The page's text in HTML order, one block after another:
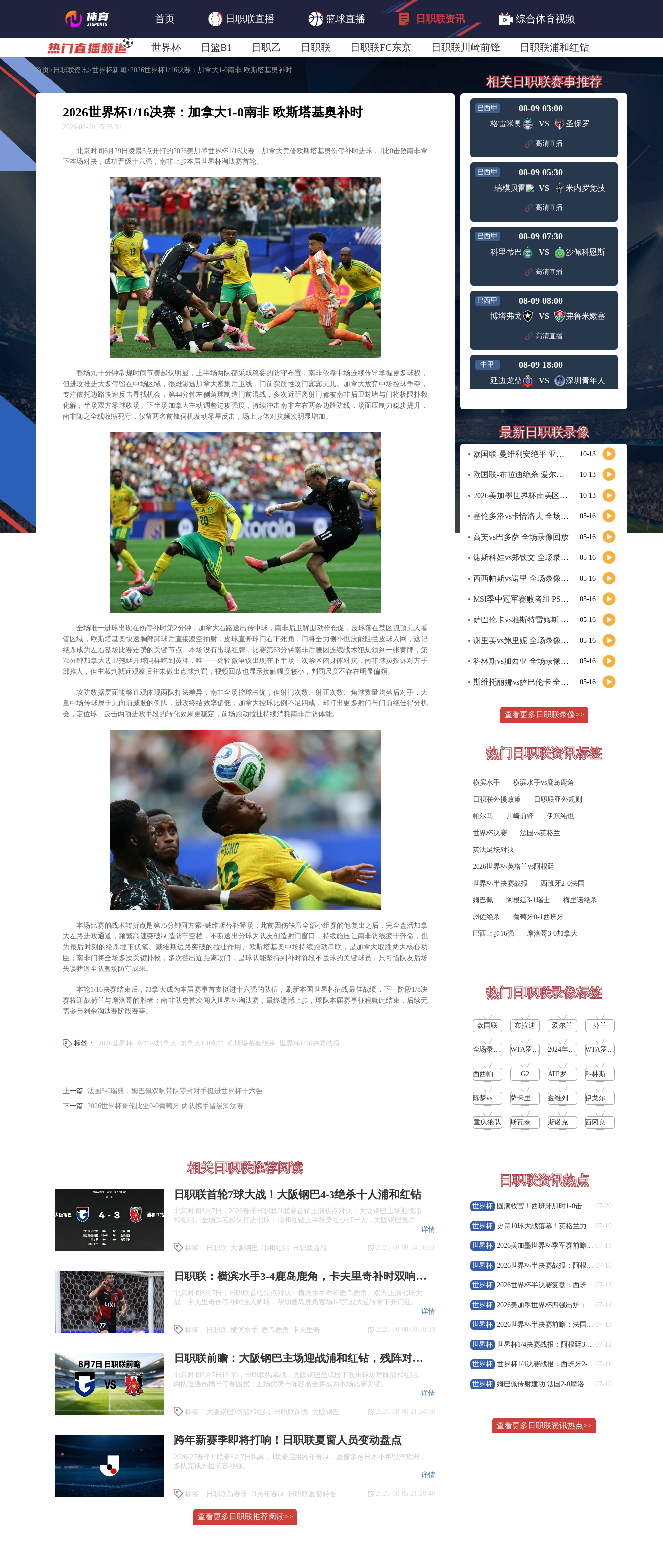
首页 日职联直播 篮球直播 日职联资讯 综合体育视频
世界杯 日篮B1 日职乙 日职联 日职联FC东京 日职联川崎前锋 日职联浦和红钻
日职联大阪钢巴 日职联广岛三箭
首页 > 日职联资讯>世界杯新闻>2026世界杯1/16决赛：加拿大1-0南非 欧斯塔基奥补时
2026世界杯1/16决赛：加拿大1-0南非 欧斯塔基奥补时
2026-06-29 15:38:31
北京时间6月29日凌晨3点开打的2026美加墨世界杯1/16决赛，加拿大凭借欧斯塔基奥伤停补时进球，1比0击败南非拿
下本场对决，成功晋级十六强，南非止步本届世界杯淘汰赛首轮。
整场九十分钟常规时间节奏起伏明显，上半场两队都采取稳妥的防守布置，南非依靠中场连续传导掌握更多球权，
但进攻推进大多停留在中场区域，很难渗透加拿大密集后卫线，门前实质性攻门寥寥无几。加拿大放弃中场控球争夺，
专注依托边路快速反击寻找机会，第44分钟左侧角球制造门前混战，多次近距离射门都被南非后卫封堵与门将极限扑救
化解，半场双方零球收场。下半场加拿大主动调整进攻强度，持续冲击南非左右两条边路防线，场面压制力稳步提升，
南非随之全线收缩死守，仅留两名前锋伺机发动零星反击，场上身体对抗频次明显增加。
全场唯一进球出现在伤停补时第2分钟，加拿大右路送出传中球，南非后卫解围动作仓促，皮球落在禁区弧顶无人看
管区域，欧斯塔基奥快速胸部卸球后直接凌空抽射，皮球直奔球门右下死角，门将全力侧扑也没能阻拦皮球入网，这记
绝杀成为左右整场比赛走势的关键节点。本场没有出现红牌，比赛第63分钟南非后腰因连续战术犯规领到一张黄牌，第
78分钟加拿大边卫拖延开球同样吃到黄牌，唯一一处轻微争议出现在下半场一次禁区内身体对抗，南非球员投诉对方手
部推人，但主裁判就近观察后并未做出点球判罚，视频回放也显示接触幅度较小，判罚尺度不存在明显偏颇。
攻防数据层面能够直观体现两队打法差异，南非全场控球占优，但射门次数、射正次数、角球数量均落后对手，大
量中场传球属于无向前威胁的倒脚，进攻终结效率偏低；加拿大控球比例不足四成，却打出更多射门与门前绝佳得分机
会，定位球、反击两项进攻手段的转化效果更稳定，前场跑动拉扯持续消耗南非后防体能。
本场比赛的战术转折点是第75分钟阿方索·戴维斯替补登场，此前因伤缺席全部小组赛的他复出之后，完全盘活加拿
大左路进攻通道，频繁高速突破制造防守空档，不断送出分球为队友创造射门窗口，持续施压让南非防线疲于奔命，也
为最后时刻的绝杀埋下伏笔。戴维斯边路突破的拉扯作用、欧斯塔基奥中场持续跑动串联，是加拿大取胜两大核心功
臣；南非门将全场多次关键扑救，多次挡出近距离攻门，是球队能坚持到补时阶段不丢球的关键球员，只可惜队友后场
失误葬送全队整场防守成果。
本轮1/16决赛结束后，加拿大成为本届赛事首支挺进十六强的队伍，刷新本国世界杯征战最佳战绩，下一阶段1/8决
赛将迎战荷兰与摩洛哥的胜者；南非队史首次闯入世界杯淘汰赛，最终遗憾止步，球队本届赛事征程就此结束，后续无
需参与剩余淘汰赛阶段赛事。
标签： 2026世界杯 南非vs加拿大 加拿大1-0南非 欧斯塔基奥绝杀 世界杯1/16决赛战报
上一篇: 法国3-0瑞典，姆巴佩双响带队零封对手挺进世界杯十六强
下一篇: 2026世界杯哥伦比亚0-0葡萄牙 两队携手晋级淘汰赛
相关日职联推荐阅读
日职联首轮7球大战！大阪钢巴4‑3绝杀十人浦和红钻
北京时间8月7日，2026赛季日职联J1联赛首轮上演焦点对决，大阪钢巴主场迎战浦
和红钻。全场跌宕起伏打进七球，浦和红钻上半场染红少打一人，大阪钢巴最后
标签 : 日职联 大阪钢巴 浦和红钻 日职联首轮
详情
2026-08-08 14:36:01
日职联：横滨水手3‑4鹿岛鹿角，卡夫里奇补时双响上演逆转绝杀
北京时间8月7日，日职联首轮焦点对决，横滨水手对阵鹿岛鹿角。双方上演七球大
战，卡夫里奇伤停补时连入两球，帮助鹿岛鹿角客场4‑3完成大逆转拿下开门红。
标签 : 日职联 横滨水手 鹿岛鹿角 卡夫里奇
详情
2026-08-08 00:10:39
日职联前瞻：大阪钢巴主场迎战浦和红钻，残阵对决看点十足
北京时间8月7日18:30，日职联揭幕战，大阪钢巴坐镇松下吹田球场对阵浦和红钻。
两队遭遇伤病与停赛困扰，主场优势与阵容磨合将成为本场比赛关键。
标签 : 大阪钢巴VS浦和红钻 日职联前瞻 大阪钢巴
浦和红钻
详情
2026-08-06 21:24:06
跨年新赛季即将打响！日职联夏窗人员变动盘点
2026‑27赛季J1联赛8月7日揭幕，J联赛启用跨年赛制，夏窗多名日本小将留洋欧洲，
多队完成外援阵容补强。
标签 : 日职联新赛季 J1跨年赛制
日职联夏窗转会
详情
2026-08-05 21:20:40
8月7日日职联前瞻：横滨水手vs鹿岛鹿角
查看更多日职联推荐阅读>>
相关日职联赛事推荐
巴西甲 08-09 03:00
格雷米奥 VS 圣保罗
高清直播
巴西甲 08-09 05:30
瑞模贝雷 VS 米内罗竞技
高清直播
巴西甲 08-09 07:30
科里蒂巴 VS 沙佩科恩斯
高清直播
巴西甲 08-09 08:00
博塔弗戈 VS 弗鲁米嫩塞
高清直播
中甲 08-09 18:00
延边龙鼎 VS 深圳青年人
08-09 19:00
河南队 VS 青岛西海岸
中甲 08-09 19:00
宁波职业足球俱乐部
中甲 08-09 19:30
广州豹 VS
中超 08-09 19:35
重庆铜梁龙 VS 上海海港
高清直播
中超 08-09 20:00
高清直播
巴西甲 08-09 22:00
高清直播
巴西甲 08-10 03:00
巴伊亚 VS
巴西甲 08-10 03:00
高清直播
泰格雷 VS 河床
高清直播
阿甲 08-10 04:00
塔勒瑞斯 拉努斯
高清直播
阿甲 08-10 04:00
阿甲 08-10 04:00
门多萨独立 VS 里奥夸尔托学生队
高清直播
阿甲
高清直播
最新日职联录像
欧国联-曼维利安绝平 亚美尼亚2-2法罗群岛 10-13
欧国联-布拉迪绝杀 爱尔兰客场2-1逆转芬兰 10-13
2026美加墨世界杯南美区预选赛第9轮全场集锦 10-13
塞伦多洛vs卡恰洛夫 全场录像回放 05-16
高芙vs巴多萨 全场录像回放 05-16
诺斯科娃vs郑钦文 全场录像回放 05-16
西西帕斯vs诺里 全场录像回放 05-16
MSI季中冠军赛败者组 PSG vs G2 全场录像回放 05-16
萨巴伦卡vs雅斯特雷姆斯 全场录像回放 05-16
谢里芙vs鲍里妮 全场录像回放 05-16
科林斯vs加西亚 全场录像回放 05-16
斯维托丽娜vs萨巴伦卡 全场录像回放 05-16
郑钦文vs诺斯科娃 全场录像回放 05-15
WTT沙特大满贯女单半决赛 陈梦vs早田希娜 全场录像回放
纳尔迪vs鲁内 全场录像回放
兹维列夫vs达德尔里 全场录像回放
阿纳尔迪vs贾里 全场录像回放
高芙vs克里斯蒂安 全场录像回放
斯诺克元老斯诺克世锦赛半决赛 伊戈尔-费格雷多vs德拉戈 全场录像回放
KPL春季赛季后赛败者组决赛 重庆狼队 vs 苏州KSG 全场录像回放 05-14
胡尔卡奇vs纳达尔 全场录像回放
斯瓦泰克vs普丁塞娃 全场录像回放 05-14
MSI季中冠军赛胜者组 TES vs GEN 全场录像回放 05-14
查看更多日职联录像>>
热门日职联资讯标签
横滨水手 横滨水手vs鹿岛鹿角
日职联外援政策 日职联亚外规则
帕尔马 川崎前锋 伊东纯也
世界杯决赛 法国vs英格兰
英法足坛对决
2026世界杯英格兰vs阿根廷
世界杯半决赛战报 西班牙2-0法国
姆巴佩 阿根廷3-1瑞士 梅里诺绝杀
恩佐绝杀 葡萄牙0-1西班牙
巴西止步16强 摩洛哥3-0加拿大
热门日职联录像标签
欧国联 布拉迪 爱尔兰 芬兰
全场录像回放 WTA罗马公开赛女单第4轮 2024年5月12日 WTA罗马大师赛女单第3轮
西西帕斯vs诺里 G2 ATP罗马大师赛女单第2轮 科林斯vs加西亚
陈梦vs早田希娜 萨卡里vs加里宁娜 兹维列夫vs达德尔里 伊戈尔-费格雷多vs德拉戈
重庆狼队 斯瓦泰克vs普丁塞娃 斯诺克元老斯诺克世锦赛1/4决赛 西冈良仁vs迪米特洛夫
日职联资讯热点
世界杯 圆满收官！西班牙加时1-0击败阿根廷，夺得2026世界杯冠军 07-20
世界杯 史诗10球大战落幕！英格兰力克法国，姆巴佩刷新世界杯新历史 07-19
世界杯 2026美加墨世界杯季军赛前瞻：法国vs英格兰 豪门荣誉收官 07-18
世界杯 2026世界杯半决赛战报：阿根廷2-1逆转英格兰晋级决赛 07-16
世界杯 2026世界杯半决赛复盘：西班牙2-0淘汰法国 率先闯入决赛 07-15
世界杯 2026美加墨世界杯四强出炉：半决赛对阵与历史意义全解析 07-14
世界杯 2026世界杯半决赛前瞻：法国vs西班牙实力对比与战术分析 07-13
世界杯 世界杯1/4决赛战报：阿根廷3-1加时力克瑞士，梅西刷新助攻 07-12
世界杯 世界杯1/4决赛战报：西班牙2-1比利时 梅里诺替补绝杀晋级 07-11
世界杯 姆巴佩传射建功 法国2‑0摩洛哥 率先晋级2026世界杯四强 07-10
查看更多日职联资讯热点>>